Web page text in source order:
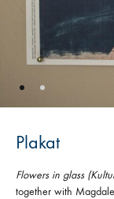
Plakat
Flowers in glass
together with